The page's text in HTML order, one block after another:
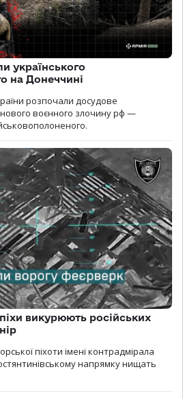
українського
на Донеччині
розпочали досудове
воєнного злочину рф —
викурюють російських
піхоти імені контрадмірала
напрямку нищать